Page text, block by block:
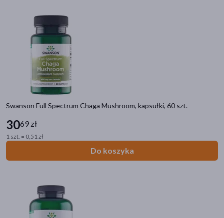
Swanson Full Spectrum Chaga Mushroom, kapsułki, 60 szt.
3069 zł
1 szt. = 0,51 zł
Do koszyka
Filtry
Dostępny(392)
Wysyłka 0 zł
Znakomitość Roku
Cena